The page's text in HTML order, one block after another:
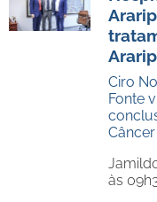
Ciro
Fonte
às